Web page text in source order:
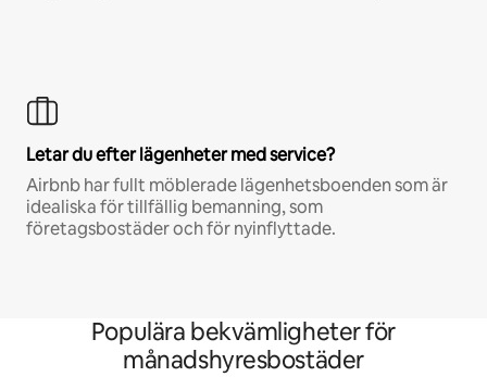
Letar du efter lägenheter med service?
Airbnb har fullt möblerade lägenhetsboenden som är
idealiska för tillfällig bemanning, som
företagsbostäder och för nyinflyttade.
Populära bekvämligheter för
månadshyresbostäder